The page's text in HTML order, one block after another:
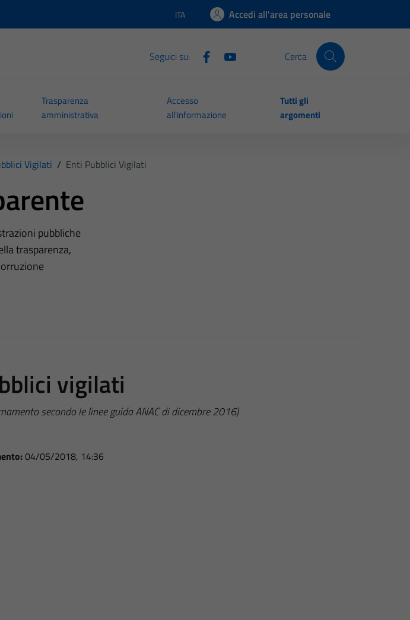
Lingua attiva:
ITA Accedi all'area personale
Seguici su: Cerca
Trasparenza
amministrativa
Accesso
all'informazione
Tutti gli
argomenti
Vigilati / Enti Pubblici Vigilati
pubbliche
trasparenza,
vigilati
secondo le linee guida ANAC di dicembre 2016)
04/05/2018, 14:36